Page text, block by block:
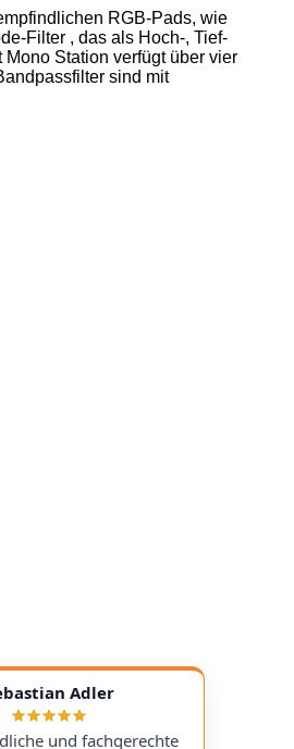
RGB-Pads, wie
Filter , das als Hoch-, Tief-
Station verfügt über vier
sind mit
Adler
und fachgerechte